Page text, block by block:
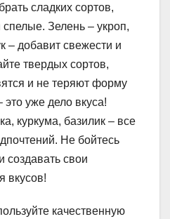
сладких сортов,
Зелень – укроп,
– добавит свежести и
твердых сортов,
и не теряют форму
уже дело вкуса!
куркума, базилик – все
Не бойтесь
создавать свои
вкусов!
качественную